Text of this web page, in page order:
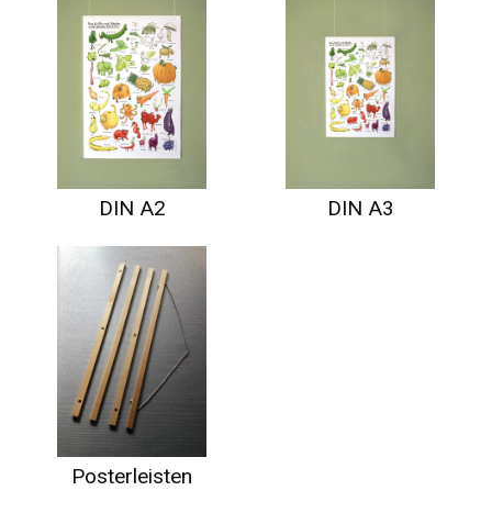
DIN A2 DIN A3
Posterleisten